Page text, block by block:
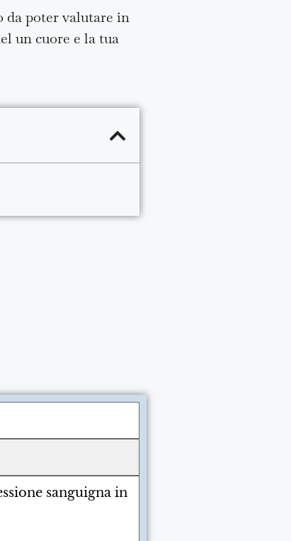
da poter valutare in
un cuore e la tua
sanguigna in